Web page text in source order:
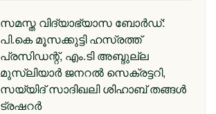
സമസ്ത വിദ്യാഭ്യാസ ബോർഡ്:
പി.കെ മൂസക്കുട്ടി ഹസ്രത്ത്
പ്രസിഡന്റ്, എം.ടി അബ്ദുല്ല
മുസ്ലിയാർ ജനറൽ സെക്രട്ടറി,
സയ്യിദ് സാദിഖലി ശിഹാബ് തങ്ങൾ
ട്രഷറർ